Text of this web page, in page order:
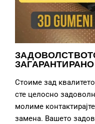
ЗАГАРАНТИРАНО
Стоиме зад
сте целосно
молиме
замена. Вашето